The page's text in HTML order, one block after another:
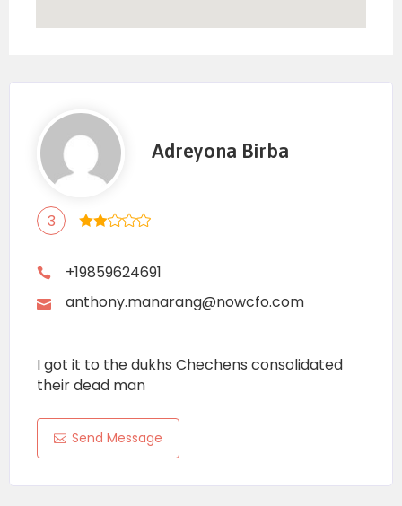
Adreyona Birba
3
+19859624691
anthony.manarang@nowcfo.com
I got it to the dukhs Chechens consolidated
their dead man
Send Message